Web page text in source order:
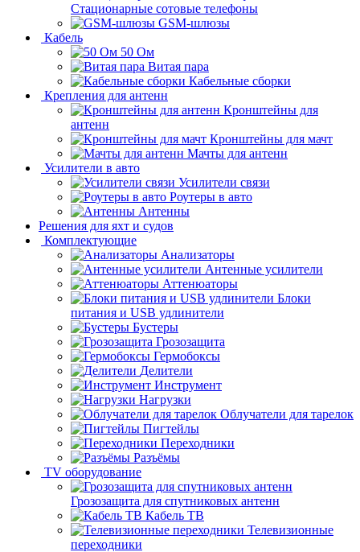
Стационарные сотовые телефоны
GSM-шлюзы
Кабель
50 Ом
Витая пара
Кабельные сборки
Крепления для антенн
Кронштейны для
антенн
Кронштейны для мачт
Мачты для антенн
Усилители в авто
Усилители связи
Роутеры в авто
Антенны
Решения для яхт и судов
Комплектующие
Анализаторы
Антенные усилители
Аттенюаторы
Блоки
питания и USB удлинители
Бустеры
Грозозащита
Гермобоксы
Делители
Инструмент
Нагрузки
Облучатели для тарелок
Пигтейлы
Переходники
Разъёмы
TV оборудование
Грозозащита для спутниковых антенн
Кабель ТВ
Телевизионные
переходники